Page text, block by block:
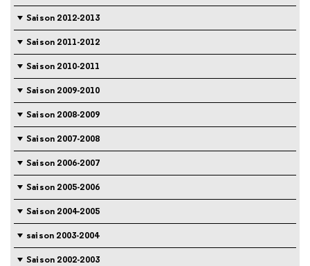
Saison 2012-2013
Saison 2011-2012
Saison 2010-2011
Saison 2009-2010
Saison 2008-2009
Saison 2007-2008
Saison 2006-2007
Saison 2005-2006
Saison 2004-2005
saison 2003-2004
Saison 2002-2003